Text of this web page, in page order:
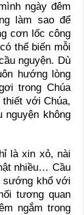
ngày đêm
làm sao để
cơn lốc công
thể biến mỗi
nguyện. Dù
hướng lòng
trong Chúa
thiết với Chúa,
nguyện không
là xin xỏ, nài
nhiều… Cầu
sướng khổ với
tương quan
ngắm trong